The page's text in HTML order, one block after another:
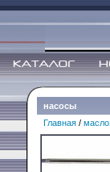
насосы
Главная /